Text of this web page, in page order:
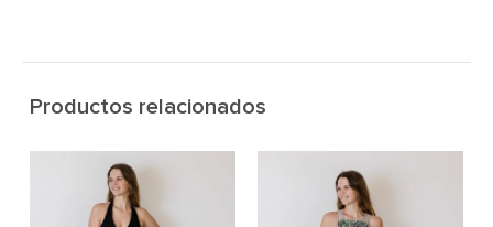
Productos relacionados